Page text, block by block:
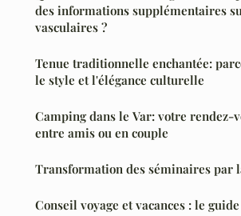
des informations supplémentaires
vasculaires ?
Tenue traditionnelle enchantée:
le style et l'élégance culturelle
Camping dans le Var: votre rendez-
entre amis ou en couple
Transformation des séminaires par
Conseil voyage et vacances : le